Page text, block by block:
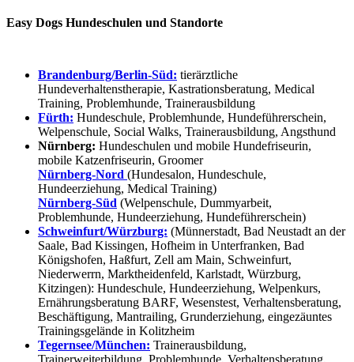
Easy Dogs Hundeschulen und Standorte
Brandenburg/Berlin-Süd: tierärztliche
Hundeverhaltenstherapie, Kastrationsberatung, Medical
Training, Problemhunde, Trainerausbildung
Fürth: Hundeschule, Problemhunde, Hundeführerschein,
Welpenschule, Social Walks, Trainerausbildung, Angsthund
Nürnberg: Hundeschulen und mobile Hundefriseurin,
mobile Katzenfriseurin, Groomer
Nürnberg-Nord (Hundesalon, Hundeschule,
Hundeerziehung, Medical Training)
Nürnberg-Süd (Welpenschule, Dummyarbeit,
Problemhunde, Hundeerziehung, Hundeführerschein)
Schweinfurt/Würzburg: (Münnerstadt, Bad Neustadt an der
Saale, Bad Kissingen, Hofheim in Unterfranken, Bad
Königshofen, Haßfurt, Zell am Main, Schweinfurt,
Niederwerrn, Marktheidenfeld, Karlstadt, Würzburg,
Kitzingen): Hundeschule, Hundeerziehung, Welpenkurs,
Ernährungsberatung BARF, Wesenstest, Verhaltensberatung,
Beschäftigung, Mantrailing, Grunderziehung, eingezäuntes
Trainingsgelände in Kolitzheim
Tegernsee/München: Trainerausbildung,
Trainerweiterbildung, Problemhunde, Verhaltensberatung,